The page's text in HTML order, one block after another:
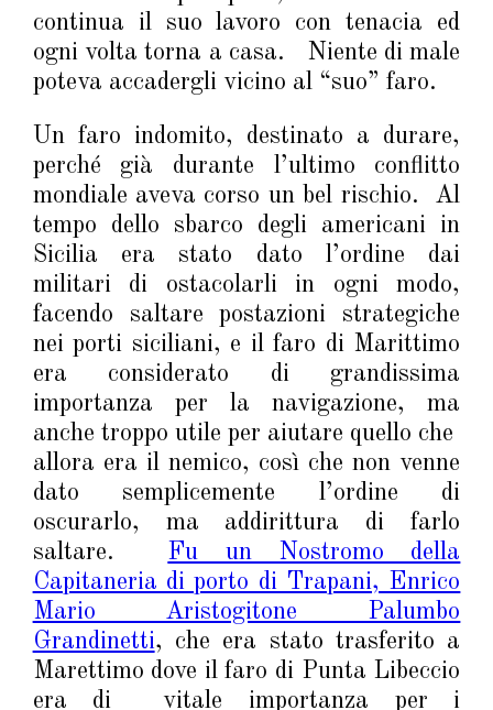
continua il suo lavoro con tenacia ed
ogni volta torna a casa. Niente di male
poteva accadergli vicino al “suo” faro.
Un faro indomito, destinato a durare,
perché già durante l’ultimo conflitto
mondiale aveva corso un bel rischio. Al
tempo dello sbarco degli americani in
Sicilia era stato dato l’ordine dai
militari di ostacolarli in ogni modo,
facendo saltare postazioni strategiche
nei porti siciliani, e il faro di Marittimo
era considerato di grandissima
importanza per la navigazione, ma
anche troppo utile per aiutare quello che
allora era il nemico, così che non venne
dato semplicemente l’ordine di
oscurarlo, ma addirittura di farlo
saltare. Fu un Nostromo della
Capitaneria di porto di Trapani, Enrico
Mario Aristogitone Palumbo
Grandinetti, che era stato trasferito a
Marettimo dove il faro di Punta Libeccio
era di vitale importanza per i